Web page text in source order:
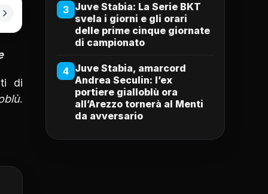
di
.
3 Juve Stabia: La Serie BKT
svela i giorni e gli orari
delle prime cinque giornate
di campionato
4 Juve Stabia, amarcord
Andrea Seculin: l’ex
portiere gialloblù ora
all’Arezzo tornerà al Menti
da avversario